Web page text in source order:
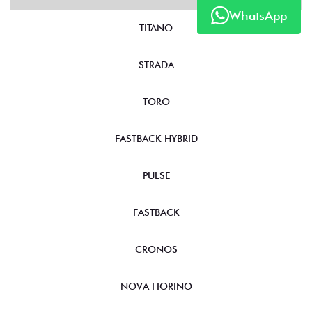
WhatsApp
TITANO
STRADA
TORO
FASTBACK HYBRID
PULSE
FASTBACK
CRONOS
NOVA FIORINO